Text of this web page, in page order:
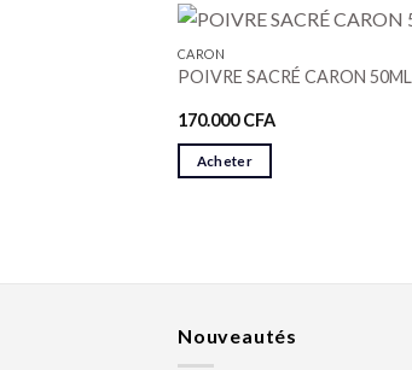
CARON
POIVRE SACRÉ CARON 50ML
170.000CFA
Acheter
Nouveautés